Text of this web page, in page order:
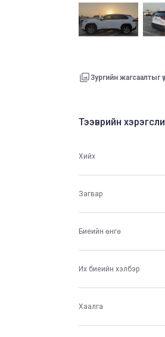
Зургийн жагсаалтыг
Тээврийн
Хийх
Загвар
Биеийн өнгө
Их биеийн хэлбэр
Хаалга